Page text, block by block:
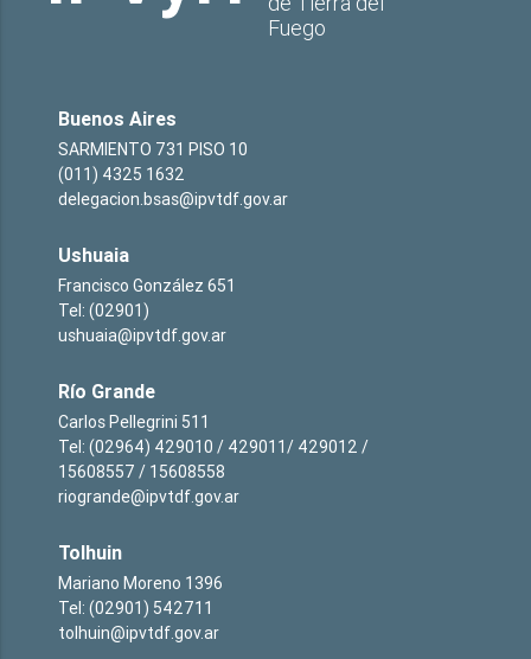
Fuego
Buenos Aires
SARMIENTO 731 PISO 10
(011) 4325 1632
delegacion.bsas@ipvtdf.gov.ar
Ushuaia
Francisco González 651
Tel: (02901)
ushuaia@ipvtdf.gov.ar
Río Grande
Carlos Pellegrini 511
Tel: (02964) 429010 / 429011/ 429012 /
15608557 / 15608558
riogrande@ipvtdf.gov.ar
Tolhuin
Mariano Moreno 1396
Tel: (02901) 542711
tolhuin@ipvtdf.gov.ar